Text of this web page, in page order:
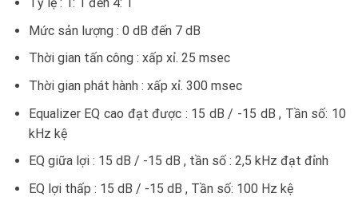
Mức sản lượng : 0 dB đến 7 dB
Thời gian tấn công : xấp xỉ. 25 msec
Thời gian phát hành : xấp xỉ. 300 msec
Equalizer EQ cao đạt được : 15 dB / -15 dB , Tần số: 10
kHz kệ
EQ giữa lợi : 15 dB / -15 dB , tần số : 2,5 kHz đạt đỉnh
EQ lợi thấp : 15 dB / -15 dB , Tần số: 100 Hz kệ